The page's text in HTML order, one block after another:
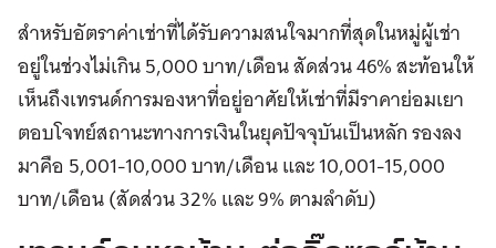
สำหรับอัตราค่าเช่าที่ได้รับความสนใจมากที่สุดในหมู่ผู้เช่า
อยู่ในช่วงไม่เกิน 5,000 บาท/เดือน สัดส่วน 46% สะท้อนให้
เห็นถึงเทรนด์การมองหาที่อยู่อาศัยให้เช่าที่มีราคาย่อมเยา
ตอบโจทย์สถานะทางการเงินในยุคปัจจุบันเป็นหลัก รองลง
มาคือ 5,001-10,000 บาท/เดือน และ 10,001-15,000
บาท/เดือน (สัดส่วน 32% และ 9% ตามลำดับ)